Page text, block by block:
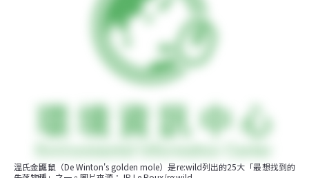
溫氏金鼴鼠（De Winton's golden mole）是re:wild列出的25大「最想找到的